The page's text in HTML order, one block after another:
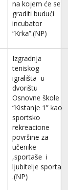
na kojem će se
graditi budući
incubator
“Krka”.(NP)
Izgradnja
teniskog
igrališta u
dvorištu
Osnovne škole
“Kistanje 1” kao
sportsko
rekreacione
površine za
učenike
,sportaše i
ljubitelje sporta
.(NP)